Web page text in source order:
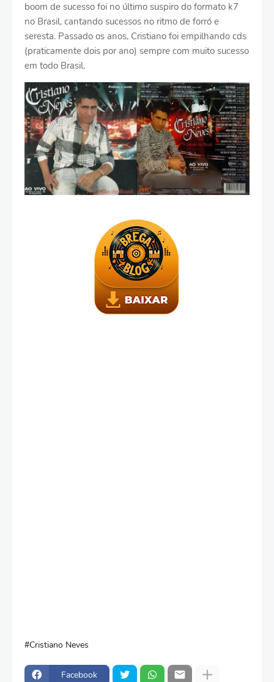
boom de sucesso foi no último suspiro do formato k7
no Brasil, cantando sucessos no ritmo de forró e
seresta. Passado os anos, Cristiano foi empilhando cds
(praticamente dois por ano) sempre com muito sucesso
em todo Brasil.
Cristiano Neves
Facebook